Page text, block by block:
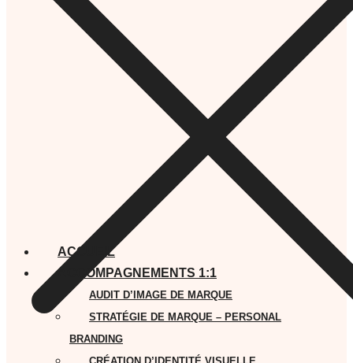
ACCUEIL
ACCOMPAGNEMENTS 1:1
AUDIT D’IMAGE DE MARQUE
STRATÉGIE DE MARQUE – PERSONAL
BRANDING